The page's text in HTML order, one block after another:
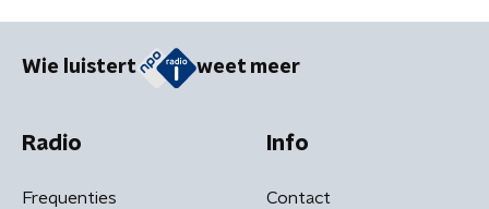
Wie luistert weet meer
Radio
Frequenties
Info
Contact